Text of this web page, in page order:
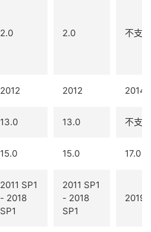
2.0 2.0 不支持
2012 2012 2014
13.0 13.0 不支持
15.0 15.0 17.0
2011 SP1
- 2018
SP1
2011 SP1
- 2018
SP1
2019